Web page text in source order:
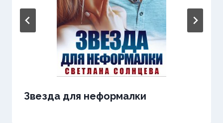
Звезда для неформалки